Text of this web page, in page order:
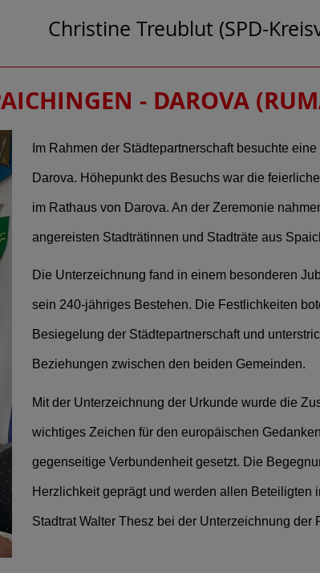
Christine Treublut (SPD-
- DAROVA
Im Rahmen der Städtepartnerschaft besuchte
Darova. Höhepunkt des Besuchs war die
im Rathaus von Darova. An der Zeremonie
angereisten Stadträtinnen und Stadträte aus
Die Unterzeichnung fand in einem besonderen
sein 240-jähriges Bestehen. Die Festlichkeiten
Besiegelung der Städtepartnerschaft und
Beziehungen zwischen den beiden Gemeinden.
Mit der Unterzeichnung der Urkunde wurde die
wichtiges Zeichen für den europäischen
gegenseitige Verbundenheit gesetzt. Die
Herzlichkeit geprägt und werden allen
Stadtrat Walter Thesz bei der Unterzeichnung der